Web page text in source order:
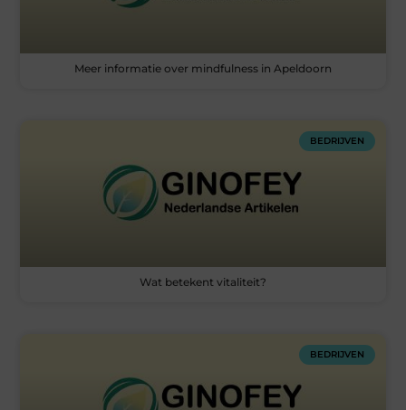
Meer informatie over mindfulness in Apeldoorn
BEDRIJVEN
Wat betekent vitaliteit?
BEDRIJVEN